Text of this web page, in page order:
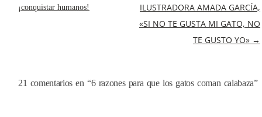
DE
¡conquistar humanos!
ILUSTRADORA AMADA GARCÍA,
«SI NO TE GUSTA MI GATO, NO
TE GUSTO YO» →
21 comentarios en “6 razones para que los gatos coman calabaza”